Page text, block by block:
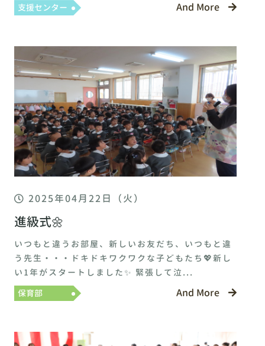
支援センター
And More
2025年04月22日（火）
進級式🌼
いつもと違うお部屋、新しいお友だち、いつもと違
う先生・・・ドキドキワクワクな子どもたち💖新し
い1年がスタートしました✨ 緊張して泣...
保育部
And More